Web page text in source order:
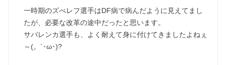
一時期のズべレフ選手はDF病で病んだように見えてまし
たが、必要な改革の途中だったと思います。
サバレンカ選手も、よく耐えて身に付けてきましたよねぇ
～(。´･ω･)?